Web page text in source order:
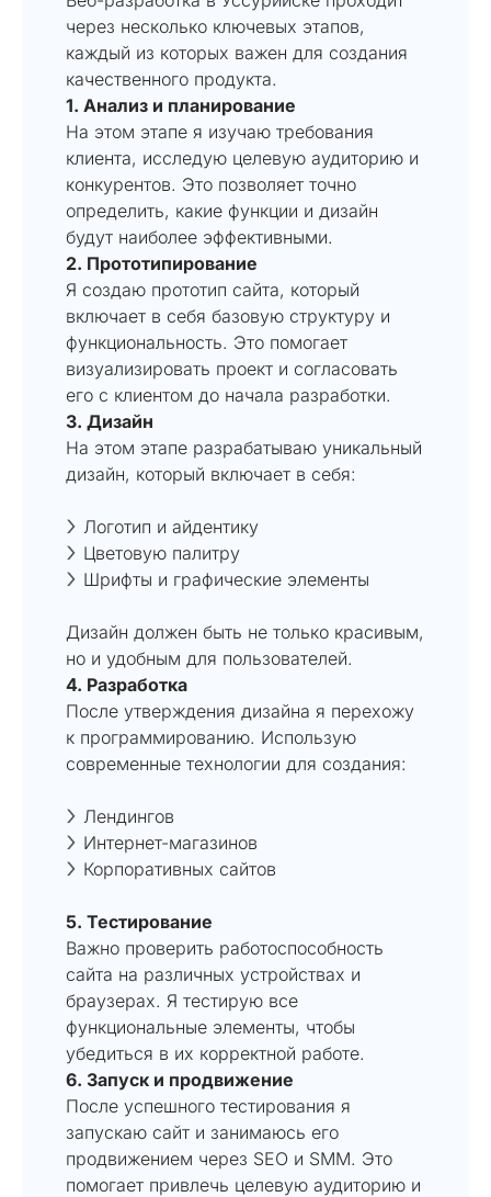
через несколько ключевых этапов,
каждый из которых важен для создания
качественного продукта.
1. Анализ и планирование
На этом этапе я изучаю требования
клиента, исследую целевую аудиторию и
конкурентов. Это позволяет точно
определить, какие функции и дизайн
будут наиболее эффективными.
2. Прототипирование
Я создаю прототип сайта, который
включает в себя базовую структуру и
функциональность. Это помогает
визуализировать проект и согласовать
его с клиентом до начала разработки.
3. Дизайн
На этом этапе разрабатываю уникальный
дизайн, который включает в себя:
Логотип и айдентику
Цветовую палитру
Шрифты и графические элементы
Дизайн должен быть не только красивым,
но и удобным для пользователей.
4. Разработка
После утверждения дизайна я перехожу
к программированию. Использую
современные технологии для создания:
Лендингов
Интернет-магазинов
Корпоративных сайтов
5. Тестирование
Важно проверить работоспособность
сайта на различных устройствах и
браузерах. Я тестирую все
функциональные элементы, чтобы
убедиться в их корректной работе.
6. Запуск и продвижение
После успешного тестирования я
запускаю сайт и занимаюсь его
продвижением через SEO и SMM. Это
помогает привлечь целевую аудиторию и